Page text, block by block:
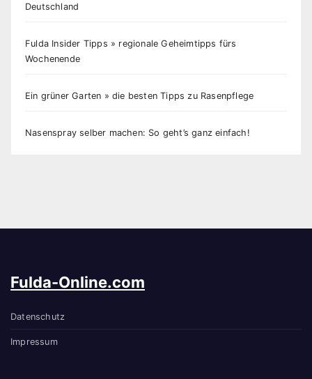
Deutschland
Fulda Insider Tipps » regionale Geheimtipps fürs
Wochenende
Ein grüner Garten » die besten Tipps zu Rasenpflege
Nasenspray selber machen: So geht’s ganz einfach!
Fulda-Online.com
Datenschutz
Impressum